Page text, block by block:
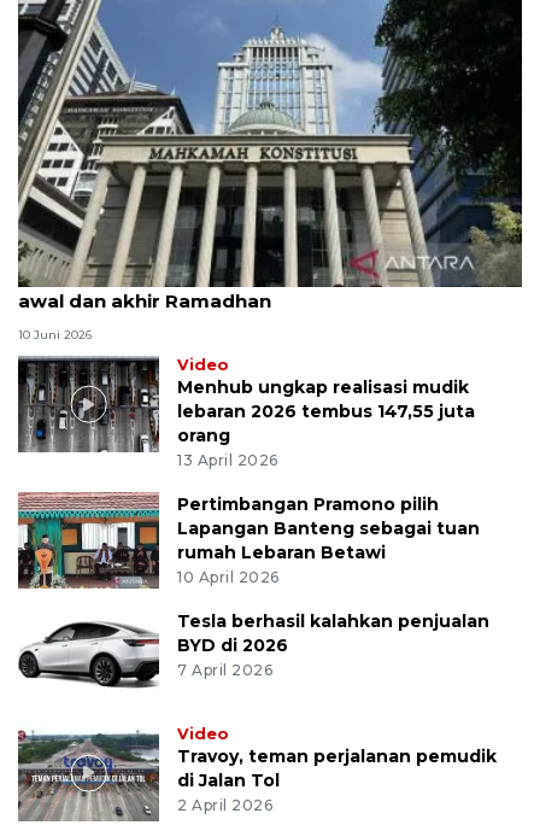
MK uji materi UU Peradilan Agama perihal isbat
awal dan akhir Ramadhan
10 Juni 2026
Video
Menhub ungkap realisasi mudik
lebaran 2026 tembus 147,55 juta
orang
13 April 2026
Pertimbangan Pramono pilih
Lapangan Banteng sebagai tuan
rumah Lebaran Betawi
10 April 2026
Tesla berhasil kalahkan penjualan
BYD di 2026
7 April 2026
Video
Travoy, teman perjalanan pemudik
di Jalan Tol
2 April 2026